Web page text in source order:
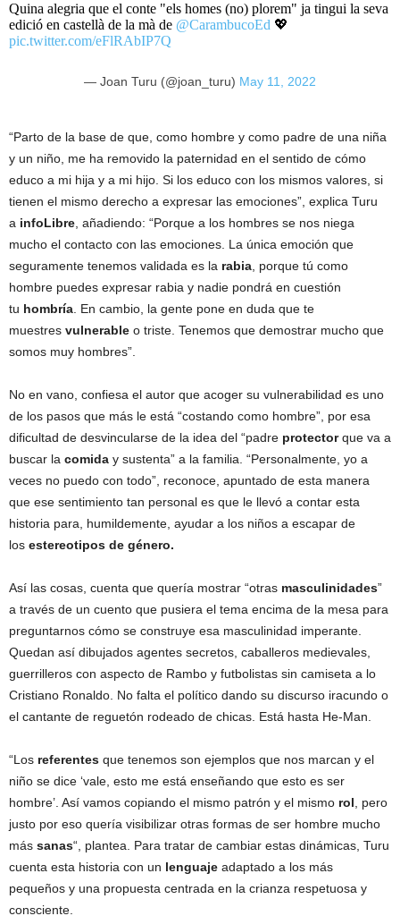
Quina alegria que el conte "els homes (no) plorem" ja tingui la seva
edició en castellà de la mà de @CarambucoEd 💖
pic.twitter.com/eFlRAbIP7Q
— Joan Turu (@joan_turu) May 11, 2022
“Parto de la base de que, como hombre y como padre de una niña
y un niño, me ha removido la paternidad en el sentido de cómo
educo a mi hija y a mi hijo. Si los educo con los mismos valores, si
tienen el mismo derecho a expresar las emociones”, explica Turu
a infoLibre , añadiendo: “Porque a los hombres se nos niega
mucho el contacto con las emociones. La única emoción que
seguramente tenemos validada es la rabia , porque tú como
hombre puedes expresar rabia y nadie pondrá en cuestión
tu hombría . En cambio, la gente pone en duda que te
muestres vulnerable o triste. Tenemos que demostrar mucho que
somos muy hombres”.
No en vano, confiesa el autor que acoger su vulnerabilidad es uno
de los pasos que más le está “costando como hombre”, por esa
dificultad de desvincularse de la idea del “padre protectorque va a
buscar la comida y sustenta” a la familia. “Personalmente, yo a
veces no puedo con todo”, reconoce, apuntado de esta manera
que ese sentimiento tan personal es que le llevó a contar esta
historia para, humildemente, ayudar a los niños a escapar de
los estereotipos de género.
Así las cosas, cuenta que quería mostrar “otras masculinidades”
a través de un cuento que pusiera el tema encima de la mesa para
preguntarnos cómo se construye esa masculinidad imperante.
Quedan así dibujados agentes secretos, caballeros medievales,
guerrilleros con aspecto de Rambo y futbolistas sin camiseta a lo
Cristiano Ronaldo. No falta el político dando su discurso iracundo o
el cantante de reguetón rodeado de chicas. Está hasta He-Man.
“Los referentes que tenemos son ejemplos que nos marcan y el
niño se dice ‘vale, esto me está enseñando que esto es ser
hombre’. Así vamos copiando el mismo patrón y el mismo rol , pero
justo por eso quería visibilizar otras formas de ser hombre mucho
más sanas“, plantea. Para tratar de cambiar estas dinámicas, Turu
cuenta esta historia con un lenguaje adaptado a los más
pequeños y una propuesta centrada en la crianza respetuosa y
consciente.